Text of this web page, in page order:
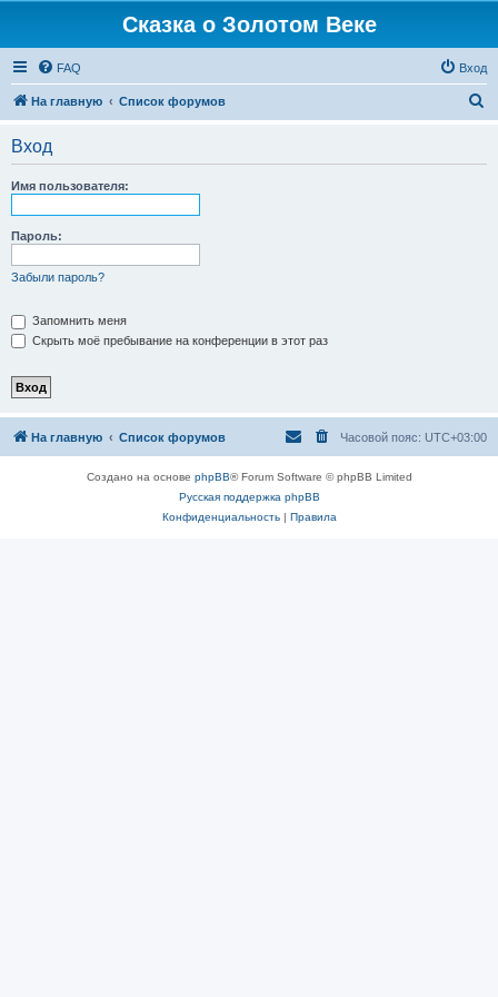
Сказка о Золотом Веке
FAQ Вход
На главную Список форумов
Вход
Имя пользователя:
Пароль:
Забыли пароль?
Запомнить меня
Скрыть моё пребывание на конференции в этот раз
На главную Список форумов Часовой пояс: UTC+03:00
Создано на основе phpBB® Forum Software © phpBB Limited
Русская поддержка phpBB
Конфиденциальность| Правила